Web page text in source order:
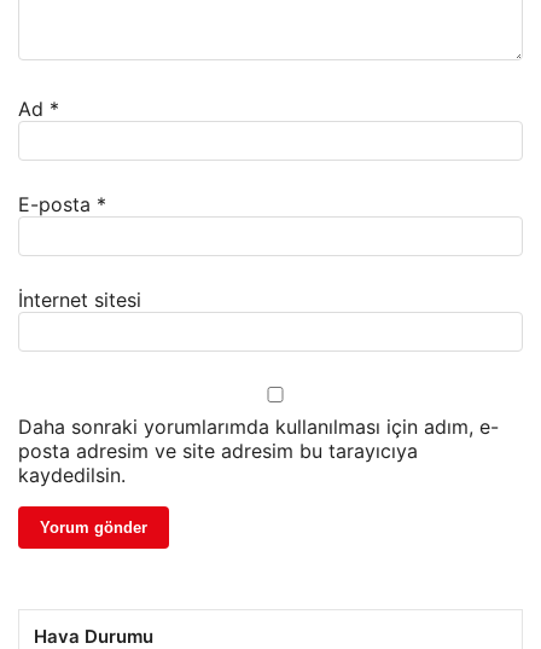
Ad *
E-posta *
İnternet sitesi
Daha sonraki yorumlarımda kullanılması için adım, e-
posta adresim ve site adresim bu tarayıcıya
kaydedilsin.
Hava Durumu